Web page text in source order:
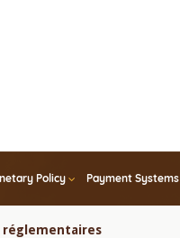
Policy Payment Systems